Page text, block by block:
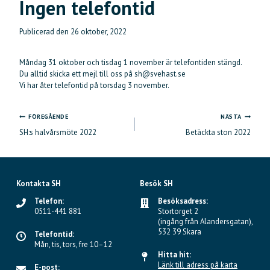
Ingen telefontid
Publicerad den 26 oktober, 2022
Måndag 31 oktober och tisdag 1 november är telefontiden stängd.
Du alltid skicka ett mejl till oss på sh@svehast.se
Vi har åter telefontid på torsdag 3 november.
Inläggsnavigering
FÖREGÅENDE
SH:s halvårsmöte 2022
NÄSTA
Betäckta ston 2022
Kontakta SH
Telefon:
0511-441 881
Telefontid:
Mån, tis, tors, fre 10–12
E-post:
Besök SH
Besöksadress:
Stortorget 2
(ingång från Alandersgatan),
532 39 Skara
Hitta hit:
Länk till adress på karta